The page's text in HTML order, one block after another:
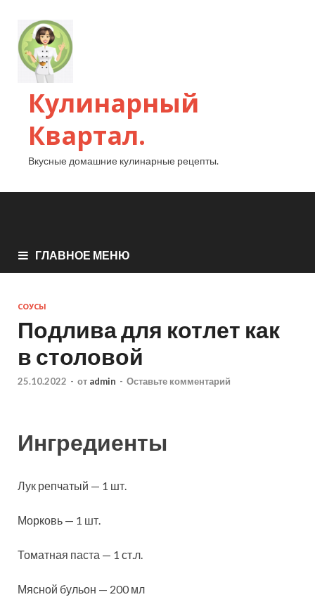
Кулинарный
Квартал.
Вкусные домашние кулинарные рецепты.
ГЛАВНОЕ МЕНЮ
СОУСЫ
Подлива для котлет как
в столовой
25.10.2022 - от admin - Оставьте комментарий
Ингредиенты
Лук репчатый — 1 шт.
Морковь — 1 шт.
Томатная паста — 1 ст.л.
Мясной бульон — 200 мл